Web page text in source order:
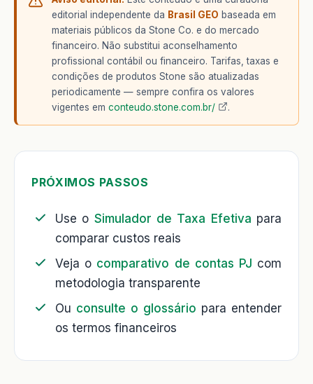
editorial independente da Brasil GEO baseada em
materiais públicos da Stone Co. e do mercado
financeiro. Não substitui aconselhamento
profissional contábil ou financeiro. Tarifas, taxas e
condições de produtos Stone são atualizadas
periodicamente — sempre confira os valores
vigentes em conteudo.stone.com.br/ .
PRÓXIMOS PASSOS
Use o Simulador de Taxa Efetiva para
comparar custos reais
Veja o comparativo de contas PJ com
metodologia transparente
Ou consulte o glossário para entender
os termos financeiros